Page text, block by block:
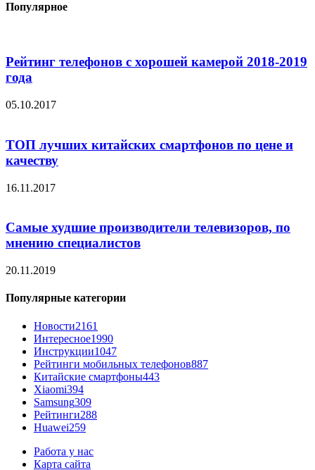
Популярное
Рейтинг телефонов с хорошей камерой 2018-2019
года
05.10.2017
ТОП лучших китайских смартфонов по цене и
качеству
16.11.2017
Самые худшие производители телевизоров, по
мнению специалистов
20.11.2019
Популярные категории
Новости2161
Интересное1990
Инструкции1047
Рейтинги мобильных телефонов887
Китайские смартфоны443
Xiaomi394
Samsung309
Рейтинги288
Huawei259
Работа у нас
Карта сайта